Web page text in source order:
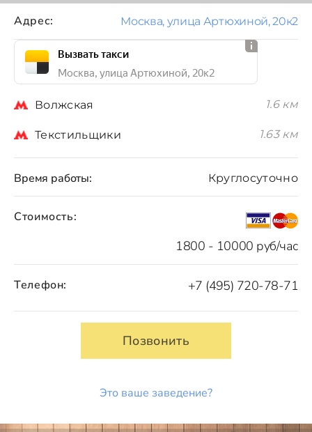
Стоимость:
1800 - 10000 руб/час
Время работы: Круглосуточно
Телефон: +7 (495) 720-78-71
Позвонить
Это ваше заведение?
Адрес: Москва, улица Артюхиной, 20к2
Вызвать такси
Москва, улица Артюхиной, 20к2
Волжская 1.6 км
Текстильщики 1.63 км